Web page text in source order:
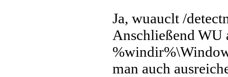
Ja, wuauclt /
Anschließend
man auch